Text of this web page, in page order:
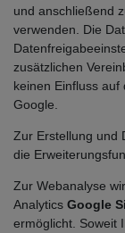
und anschließend
verwenden. Die
zusätzlichen
keinen Einfluss
Google.
Zur Erstellung und
die
Zur Webanalyse
Analytics Google
ermöglicht. Soweit